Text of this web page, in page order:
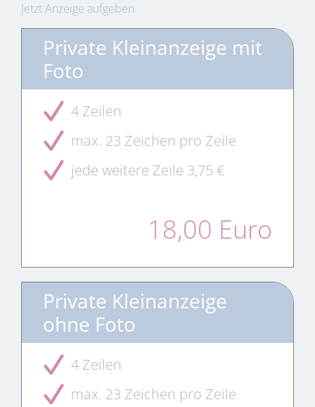
Jetzt Anzeige aufgeben
Private Kleinanzeige mit
Foto
4 Zeilen
max. 23 Zeichen pro Zeile
jede weitere Zeile 3,75 €
18,00 Euro
Private Kleinanzeige
ohne Foto
4 Zeilen
max. 23 Zeichen pro Zeile